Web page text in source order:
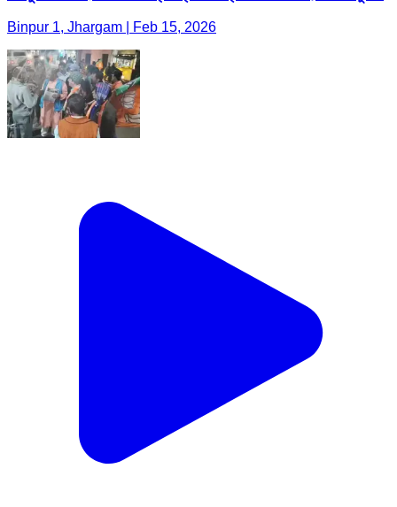
Binpur 1, Jhargam | Feb 15, 2026